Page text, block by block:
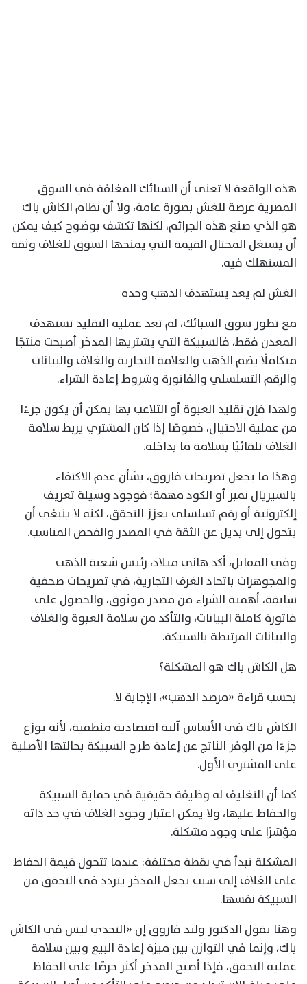
هذه الواقعة لا تعني أن السبائك المغلفة في السوق
المصرية عرضة للغش بصورة عامة، ولا أن نظام الكاش باك
هو الذي صنع هذه الجرائم، لكنها تكشف بوضوح كيف يمكن
أن يستغل المحتال القيمة التي يمنحها السوق للغلاف وثقة
المستهلك فيه.
الغش لم يعد يستهدف الذهب وحده
مع تطور سوق السبائك، لم تعد عملية التقليد تستهدف
المعدن فقط، فالسبيكة التي يشتريها المدخر أصبحت منتجًا
متكاملًا يضم الذهب والعلامة التجارية والغلاف والبيانات
والرقم التسلسلي والفاتورة وشروط إعادة الشراء.
ولهذا فإن تقليد العبوة أو التلاعب بها يمكن أن يكون جزءًا
من عملية الاحتيال، خصوصًا إذا كان المشتري يربط سلامة
الغلاف تلقائيًا بسلامة ما بداخله.
وهذا ما يجعل تصريحات فاروق، بشأن عدم الاكتفاء
بالسيريال نمبر أو الكود مهمة؛ فوجود وسيلة تعريف
إلكترونية أو رقم تسلسلي يعزز التحقق، لكنه لا ينبغي أن
يتحول إلى بديل عن الثقة في المصدر والفحص المناسب.
وفي المقابل، أكد هاني ميلاد، رئيس شعبة الذهب
والمجوهرات باتحاد الغرف التجارية، في تصريحات صحفية
سابقة، أهمية الشراء من مصدر موثوق، والحصول على
فاتورة كاملة البيانات، والتأكد من سلامة العبوة والغلاف
والبيانات المرتبطة بالسبيكة.
هل الكاش باك هو المشكلة؟
بحسب قراءة «مرصد الذهب»، الإجابة لا.
الكاش باك في الأساس آلية اقتصادية منطقية، لأنه يوزع
جزءًا من الوفر الناتج عن إعادة طرح السبيكة بحالتها الأصلية
على المشتري الأول.
كما أن التغليف له وظيفة حقيقية في حماية السبيكة
والحفاظ عليها، ولا يمكن اعتبار وجود الغلاف في حد ذاته
مؤشرًا على وجود مشكلة.
المشكلة تبدأ في نقطة مختلفة: عندما تتحول قيمة الحفاظ
على الغلاف إلى سبب يجعل المدخر يتردد في التحقق من
السبيكة نفسها.
وهنا يقول الدكتور وليد فاروق إن «التحدي ليس في الكاش
باك، وإنما في التوازن بين ميزة إعادة البيع وبين سلامة
عملية التحقق، فإذا أصبح المدخر أكثر حرصًا على الحفاظ